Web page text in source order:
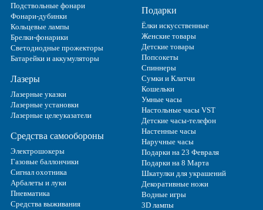
Подствольные фонари
Фонари-дубинки
Кольцевые лампы
Брелки-фонарики
Светодиодные прожекторы
Батарейки и аккумуляторы
Лазеры
Лазерные указки
Лазерные установки
Лазерные целеуказатели
Средства самообороны
Электрошокеры
Газовые баллончики
Сигнал охотника
Арбалеты и луки
Пневматика
Средства выживания
Подарки
Ёлки искусственные
Женские товары
Детские товары
Попсокеты
Спиннеры
Сумки и Клатчи
Кошельки
Умные часы
Настольные часы VST
Детские часы-телефон
Настенные часы
Наручные часы
Подарки на 23 Февраля
Подарки на 8 Марта
Шкатулки для украшений
Декоративные ножи
Водные игры
3D лампы